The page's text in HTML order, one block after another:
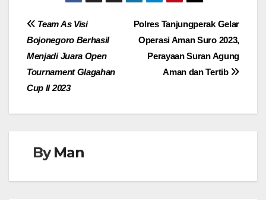
Navigasi
pos
Polres Tanjungperak Gelar
Operasi Aman Suro 2023,
Perayaan Suran Agung
Aman dan Tertib
Team As Visi
Bojonegoro Berhasil
Menjadi Juara Open
Tournament Glagahan
Cup II 2023
ByMan